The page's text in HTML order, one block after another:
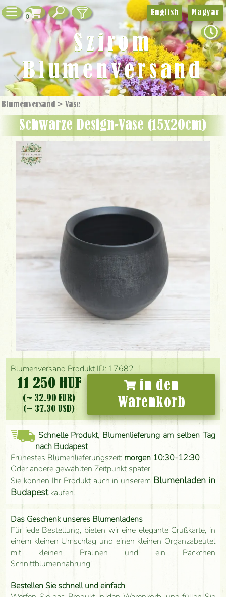
0
Blumenversand > Vase
schwarze Design-Vase (15x20cm)
Blumenversand Produkt ID: 17682
11 250 HUF
(~ 32.90 EUR)
(~ 37.30 USD)
in den
Warenkorb
Schnelle Produkt, Blumenlieferung am selben Tag
nach Budapest
Frühestes Blumenlieferungszeit: morgen 10:30-12:30
Oder andere gewählten Zeitpunkt später.
Sie können Ihr Produkt auch in unserem Blumenladen in
Budapestkaufen.
Das Geschenk unseres Blumenladens
Für jede Bestellung, bieten wir eine elegante Grußkarte, in
einem kleinen Umschlag und einen kleinen Organzabeutel
mit kleinen Pralinen und ein Päckchen
Schnittblumennahrung.
Bestellen Sie schnell und einfach
English Magyar
Szirom
Blumenversand